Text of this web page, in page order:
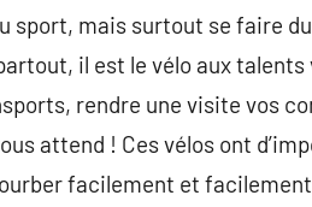
mais surtout se faire
il est le vélo aux
rendre une visite vos
attend ! Ces vélos ont
facilement et